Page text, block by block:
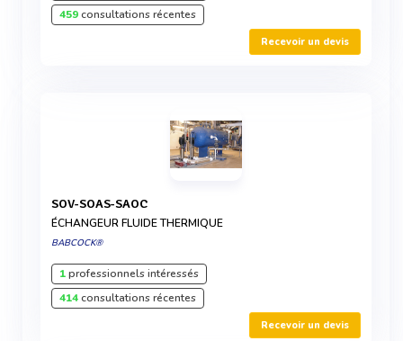
459consultations récentes
Recevoir un devis
SOV-SOAS-SAOC
ÉCHANGEUR FLUIDE THERMIQUE
BABCOCK®
1professionnels intéressés
414consultations récentes
Recevoir un devis